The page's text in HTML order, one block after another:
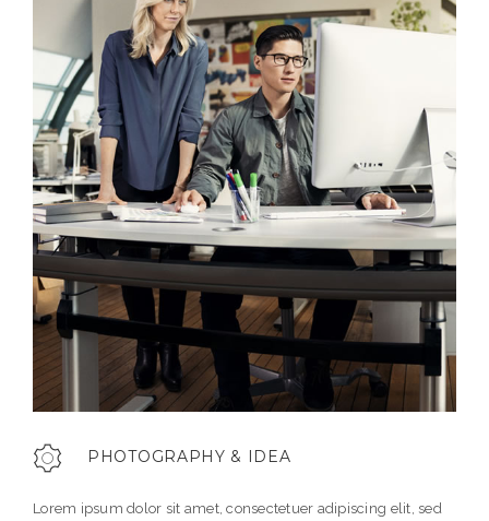
PHOTOGRAPHY & IDEA
Lorem ipsum dolor sit amet, consectetuer adipiscing elit, sed